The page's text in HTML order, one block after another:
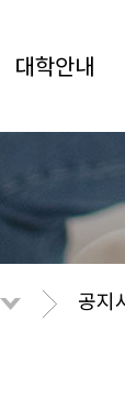
대학안내
공지